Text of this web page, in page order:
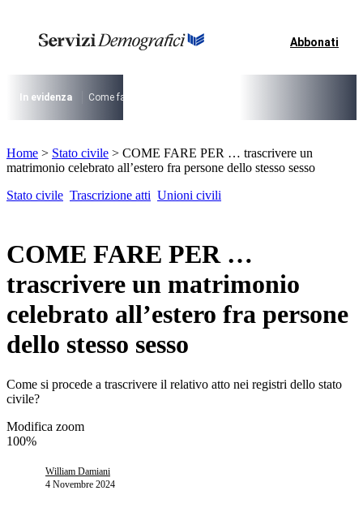
contenuto
I più cercati
Lorem ipsum dolor sit amet consectetur
Lorem ipsum dolor sit amet consectetur
Abbonati
In evidenza Come fare per …
I più cercati
Lorem ipsum dolor sit amet consectetur
Home > Stato civile > COME FARE PER … trascrivere un
matrimonio celebrato all’estero fra persone dello stesso sesso
Stato civile Trascrizione atti Unioni civili
COME FARE PER …
trascrivere un matrimonio
celebrato all’estero fra persone
dello stesso sesso
Come si procede a trascrivere il relativo atto nei registri dello stato
civile?
Modifica zoom
100%
William Damiani
4 Novembre 2024